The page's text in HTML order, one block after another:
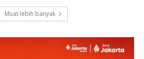
Muat lebih banyak